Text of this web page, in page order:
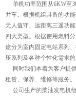
单机功率范围从6KW至
并车。根据机组具备的功
无人值守、远距离三遥功
四大类型。根据使用燃料
途分为室内固定电站系列
压系列及各种个性化需
同时我们本着为客户提
租赁、保养、维修等服
公司生产的柴油发电机